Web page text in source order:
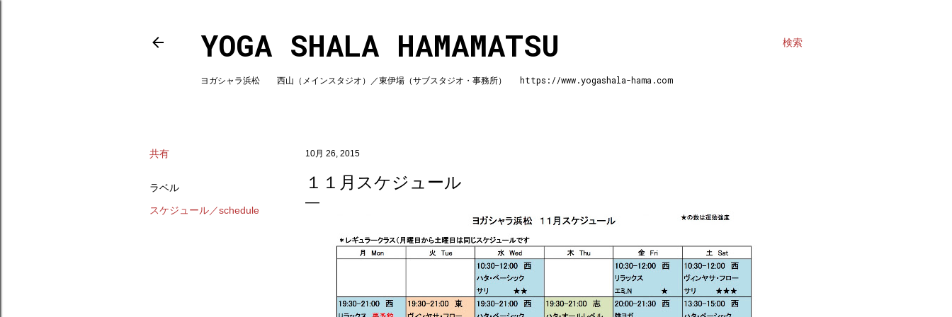
検索
YOGA SHALA HAMAMATSU
ヨガシャラ浜松 西山（メインスタジオ）／東伊場（サブスタジオ・事務所） https://www.yogashala-hama.com
共有
ラベル
スケジュール／schedule
10月 26, 2015
１１月スケジュール